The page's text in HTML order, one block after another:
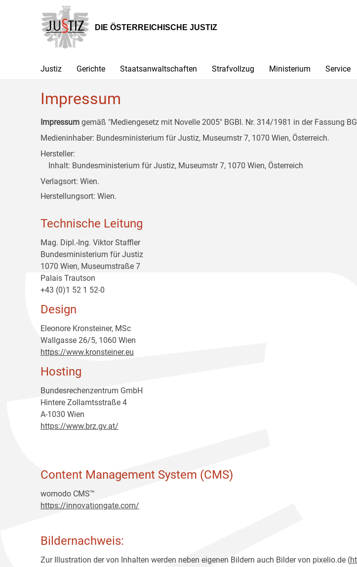
Hauptnavigation
[1]
Inhalt
[2]
Untermenü
[3]
DIE ÖSTERREICHISCHE JUSTIZ
Justiz Gerichte Staatsanwaltschaften Strafvollzug Ministerium Service
Impressum
Impressum gemäß "Mediengesetz mit Novelle 2005" BGBl. Nr. 314/1981 in der Fassung
Medieninhaber: Bundesministerium für Justiz, Museumstr 7, 1070 Wien, Österreich.
Hersteller:
Inhalt: Bundesministerium für Justiz, Museumstr 7, 1070 Wien, Österreich
Verlagsort: Wien.
Herstellungsort: Wien.
Technische Leitung
Mag. Dipl.-Ing. Viktor Staffler
Bundesministerium für Justiz
1070 Wien, Museumstraße 7
Palais Trautson
+43 (0)1 52 1 52-0
Design
Eleonore Kronsteiner, MSc
Wallgasse 26/5, 1060 Wien
https://www.kronsteiner.eu
Hosting
Bundesrechenzentrum GmbH
Hintere Zollamtsstraße 4
A-1030 Wien
https://www.brz.gv.at/
Content Management System (CMS)
womodo CMS™
https://innovationgate.com/
Bildernachweis:
Zur Illustration der von Inhalten werden neben eigenen Bildern auch Bilder von pixelio.de (